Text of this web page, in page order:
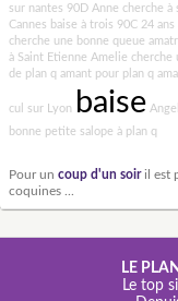
sur nantes 90D Anne cherche
Cannes baise à trois 90C 24
cherche une bonne queue
à Saint Etienne Amelie cherche
de plan q amant pour plan q
cul sur Lyon baise
bonne petite salope à plan q
Pour un coup d'un soiril est
coquines ...
LE
Le top